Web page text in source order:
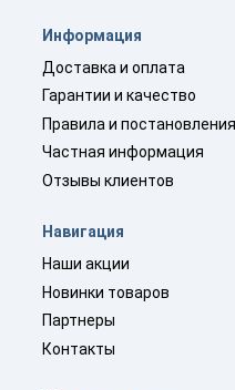
Информация
Доставка и оплата
Гарантии и качество
Правила и постановления
Частная информация
Отзывы клиентов
Навигация
Наши акции
Новинки товаров
Партнеры
Контакты